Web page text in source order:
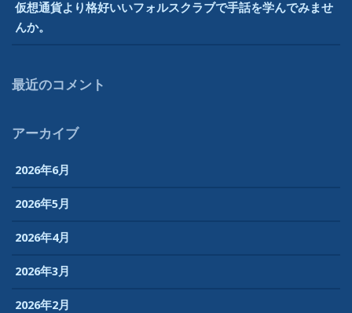
仮想通貨より格好いいフォルスクラブで手話を学んでみませ
んか。
最近のコメント
アーカイブ
2026年6月
2026年5月
2026年4月
2026年3月
2026年2月